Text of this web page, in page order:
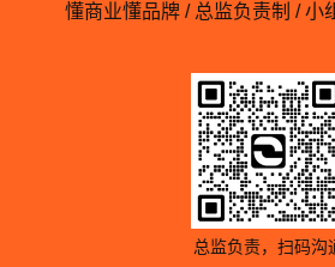
懂商业懂品牌 / 总监负责制 / 小
总监负责，扫码沟